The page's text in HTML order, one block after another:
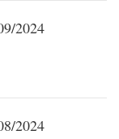
2024
2024